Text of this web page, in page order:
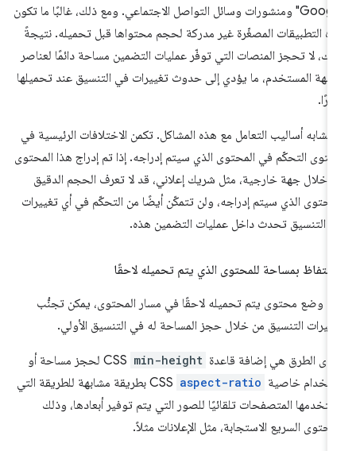
Google" ومنشورات وسائل التواصل الاجتماعي. ومع ذلك، غالبًا ما تكون
التطبيقات المصغّرة غير مدركة لحجم محتواها قبل تحميله. نتيجةً
لا تحجز المنصات التي توفّر عمليات التضمين مساحة دائمًا لعناصر
المستخدم، ما يؤدي إلى حدوث تغييرات في التنسيق عند تحميلها
أساليب التعامل مع هذه المشاكل. تكمن الاختلافات الرئيسية في
التحكّم في المحتوى الذي سيتم إدراجه. إذا تم إدراج هذا المحتوى
خلال جهة خارجية، مثل شريك إعلاني، قد لا تعرف الحجم الدقيق
الذي سيتم إدراجه، ولن تتمكّن أيضًا من التحكّم في أي تغييرات
التنسيق تحدث داخل عمليات التضمين هذه.
بمساحة للمحتوى الذي يتم تحميله لاحقًا
وضع محتوى يتم تحميله لاحقًا في مسار المحتوى، يمكن تجنُّب
التنسيق من خلال حجز المساحة له في التنسيق الأولي.
الطرق هي إضافة قاعدة min-height
CSS لحجز مساحة أو
خاصية aspect-ratio
CSS بطريقة مشابهة للطريقة التي
المتصفحات تلقائيًا للصور التي يتم توفير أبعادها، وذلك
السريع الاستجابة، مثل الإعلانات مثلاً.